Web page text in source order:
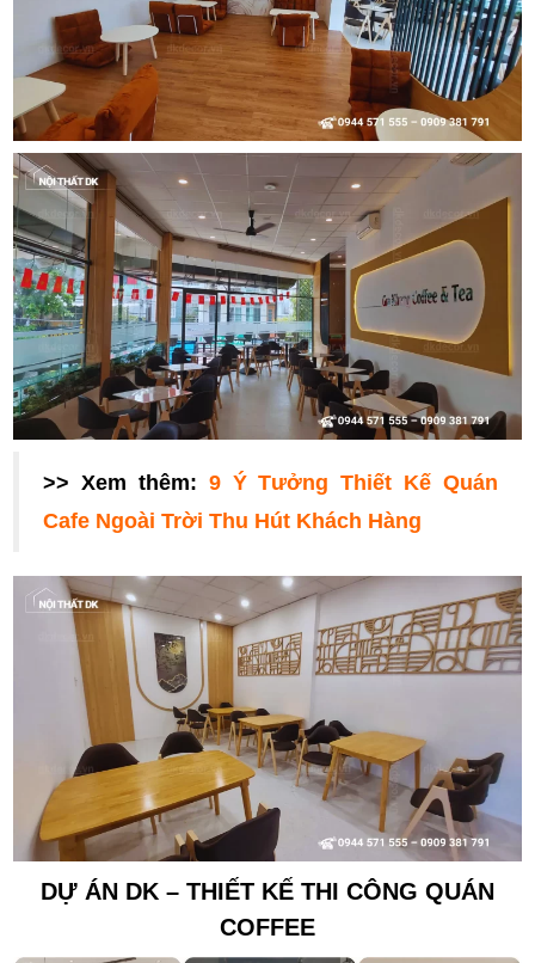
>> Xem thêm: 9 Ý Tưởng Thiết Kế Quán
Cafe Ngoài Trời Thu Hút Khách Hàng
DỰ ÁN DK – THIẾT KẾ THI CÔNG QUÁN
COFFEE